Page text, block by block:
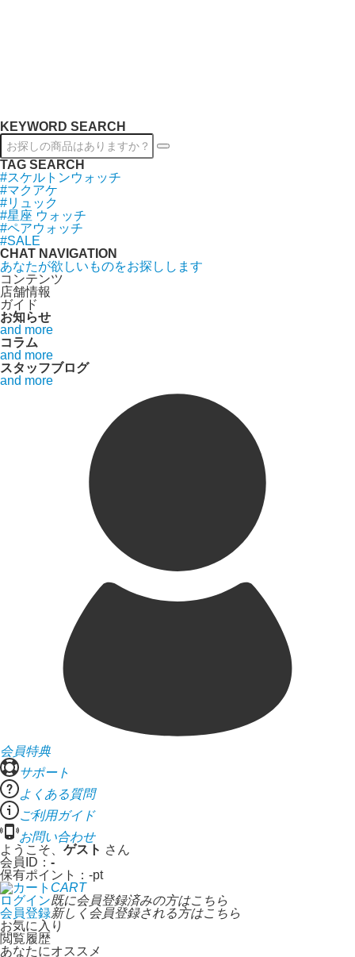
KEYWORD SEARCH
TAG SEARCH
#スケルトンウォッチ
#マクアケ
#リュック
#星座 ウォッチ
#ペアウォッチ
#SALE
CHAT NAVIGATION
あなたが欲しいものをお探しします
コンテンツ
店舗情報
ガイド
お知らせ
and more
コラム
and more
スタッフブログ
and more
会員特典
サポート
よくある質問
ご利用ガイド
お問い合わせ
ようこそ、 ゲスト さん
会員ID： -
保有ポイント： -pt
CART
ログイン既に会員登録済みの方はこちら
会員登録新しく会員登録される方はこちら
お気に入り
閲覧履歴
あなたにオススメ